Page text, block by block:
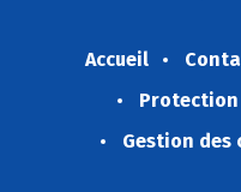
Accueil
Protection
Gestion des